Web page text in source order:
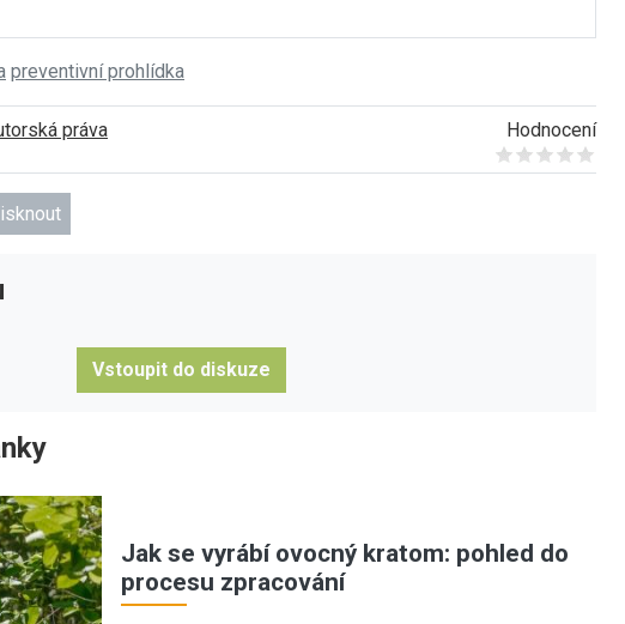
preventivní prohlídka
práva
Hodnocení
Give it 1/5
Give it 2/5
Give it 3/5
Give it 4/5
Give it 5/5
Vstoupit do diskuze
Jak se vyrábí ovocný kratom: pohled do
procesu zpracování